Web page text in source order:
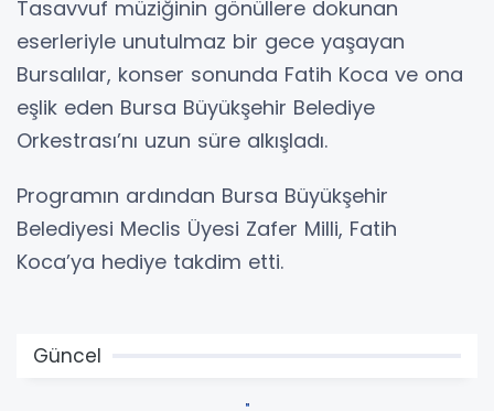
Tasavvuf müziğinin gönüllere dokunan
eserleriyle unutulmaz bir gece yaşayan
Bursalılar, konser sonunda Fatih Koca ve ona
eşlik eden Bursa Büyükşehir Belediye
Orkestrası’nı uzun süre alkışladı.
Programın ardından Bursa Büyükşehir
Belediyesi Meclis Üyesi Zafer Milli, Fatih
Koca’ya hediye takdim etti.
Güncel